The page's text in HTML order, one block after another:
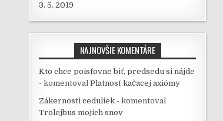
3. 5. 2019
NAJNOVŠIE KOMENTÁRE
Kto chce poisťovne biť, predsedu si nájde
- komentovalPlatnosť kačacej axiómy
Zákernosti ceduliek - komentoval
Trolejbus mojich snov